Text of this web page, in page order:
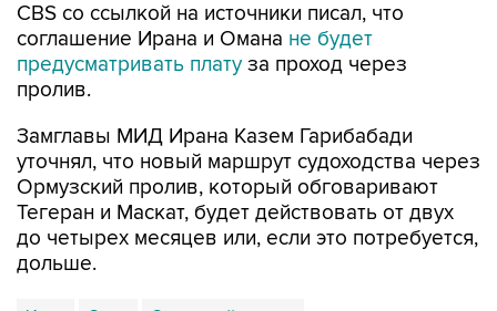
CBS со ссылкой на источники писал, что
соглашение Ирана и Омана не будет
предусматривать плату за проход через
пролив.
Замглавы МИД Ирана Казем Гарибабади
уточнял, что новый маршрут судоходства через
Ормузский пролив, который обговаривают
Тегеран и Маскат, будет действовать от двух
до четырех месяцев или, если это потребуется,
дольше.